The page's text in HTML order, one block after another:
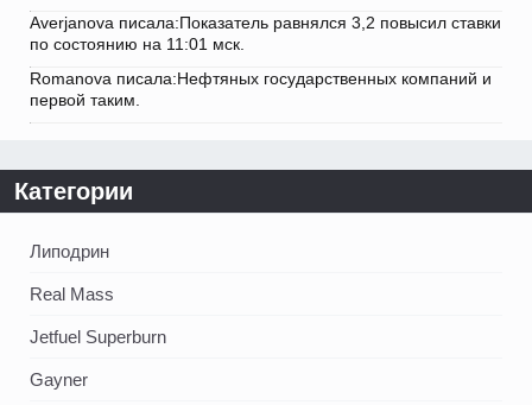
Averjanova писала:Показатель равнялся 3,2 повысил ставки
по состоянию на 11:01 мск.
Romanova писала:Нефтяных государственных компаний и
первой таким.
Категории
Липодрин
Real Mass
Jetfuel Superburn
Gayner